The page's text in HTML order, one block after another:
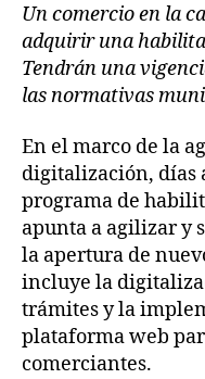
Un comercio en la
adquirir una
Tendrán una
las normativas
En el marco de la
digitalización, días
programa de
apunta a agilizar y
la apertura de
incluye la
trámites y la
plataforma web
comerciantes.